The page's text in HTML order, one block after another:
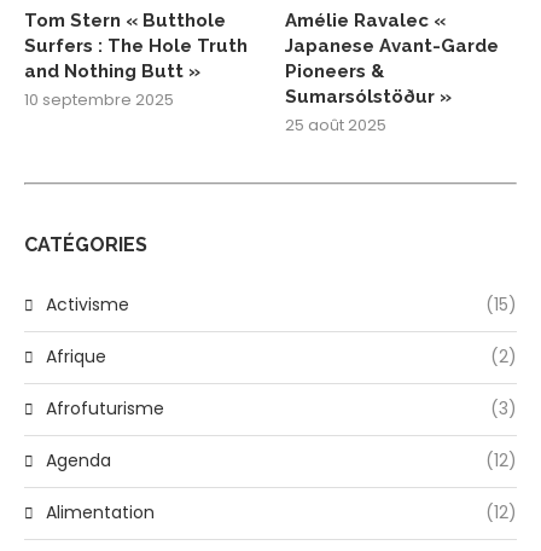
Tom Stern « Butthole
Surfers : The Hole Truth
and Nothing Butt »
10 septembre 2025
Amélie Ravalec «
Japanese Avant-Garde
Pioneers &
Sumarsólstöður »
25 août 2025
CATÉGORIES
Activisme (15)
Afrique (2)
Afrofuturisme (3)
Agenda (12)
Alimentation (12)